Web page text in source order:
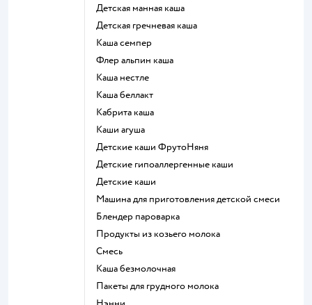
детская манная каша
детская гречневая каша
каша семпер
флер альпин каша
каша нестле
каша беллакт
кабрита каша
каши агуша
Детские каши ФрутоНяня
Детские гипоаллергенные каши
детские каши
машина для приготовления детской смеси
блендер пароварка
продукты из козьего молока
смесь
каша безмолочная
пакеты для грудного молока